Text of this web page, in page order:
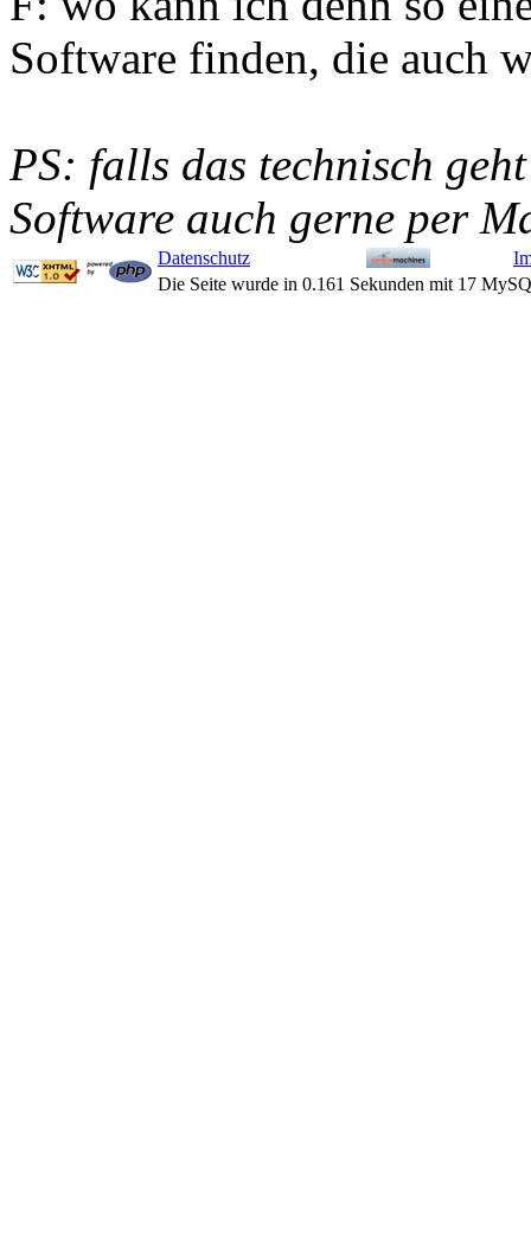
Software finden, die auch
PS: falls das technisch
Software auch gerne per
Datenschutz
Die Seite wurde in 0.161 Sekunden mit 17